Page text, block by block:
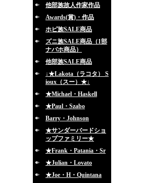
他部族故人作家作品
Awards(賞)・作品
ホピ族SALE商品
ズニ族SALE商品（1部
ナバホ商品）
他部族SALE商品
↓★Lakota（ラコタ） S
ioux（スー）★↓
★Michael・Haskell
★Paul・Szabo
Barry・Johnson
★サンダーバードショ
ップファミリー★
★Frank・Patania・Sr
★Julian・Lovato
★Joe・H・Quintana